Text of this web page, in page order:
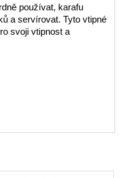
používat, karafu
a servírovat. Tyto vtipné
svoji vtipnost a